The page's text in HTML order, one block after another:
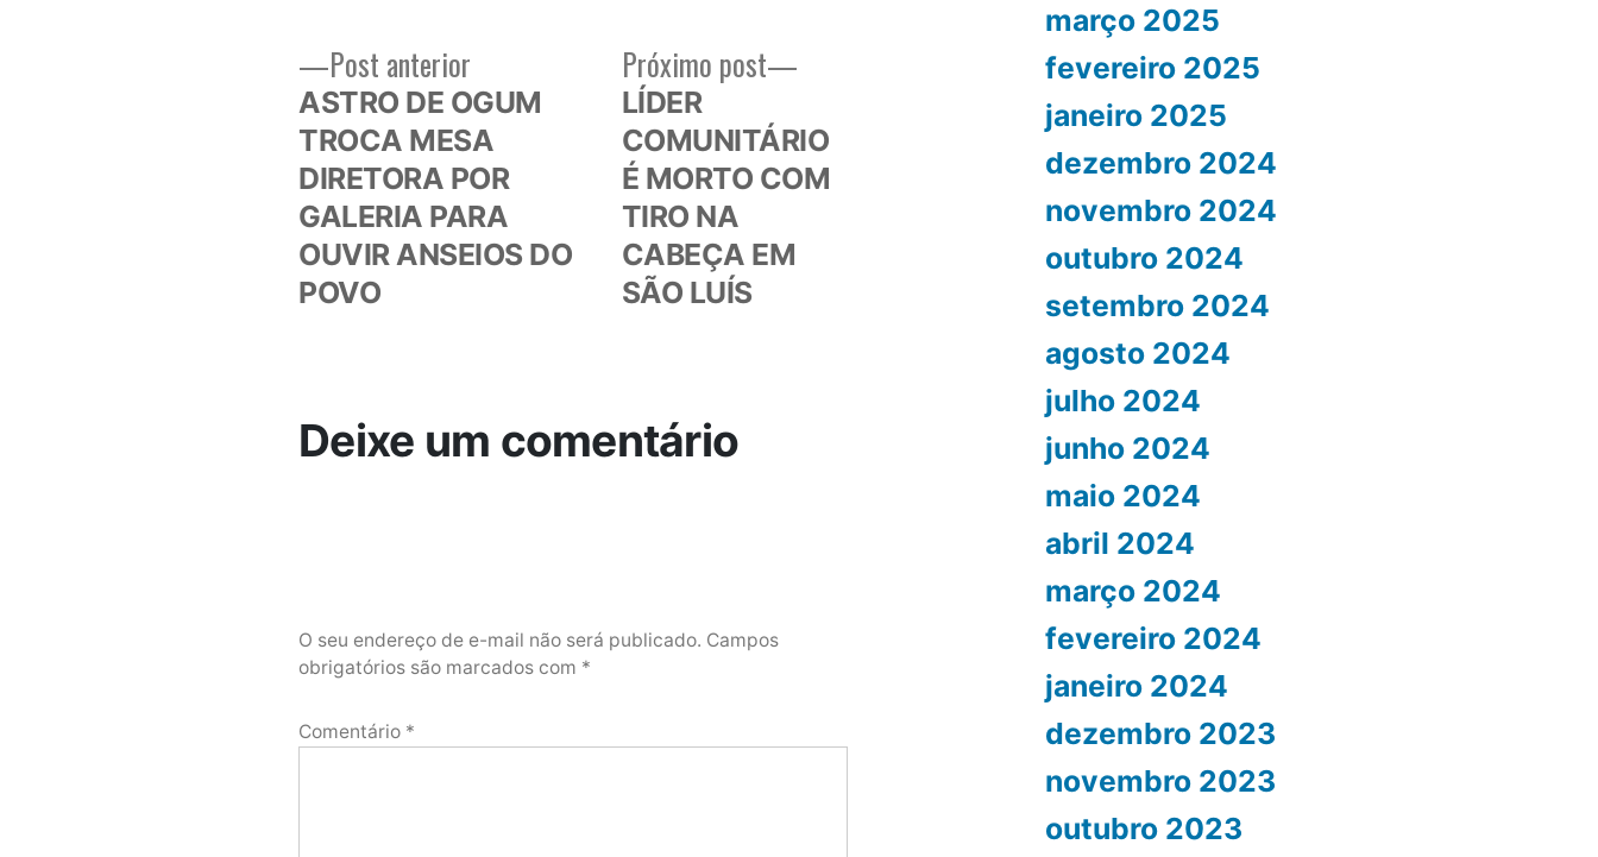
Navegação
Post anterior
anterior:
ASTRO DE OGUM
TROCA MESA
DIRETORA POR
GALERIA PARA
OUVIR ANSEIOS DO
POVO
Próximo post
Próximo
LÍDER
COMUNITÁRIO
É MORTO COM
TIRO NA
CABEÇA EM
SÃO LUÍS
Deixe um comentário
O seu endereço de e-mail não será publicado. Campos
obrigatórios são marcados com *
Comentário *
março 2025
fevereiro 2025
janeiro 2025
dezembro 2024
novembro 2024
outubro 2024
setembro 2024
agosto 2024
julho 2024
junho 2024
maio 2024
abril 2024
março 2024
fevereiro 2024
janeiro 2024
dezembro 2023
novembro 2023
outubro 2023